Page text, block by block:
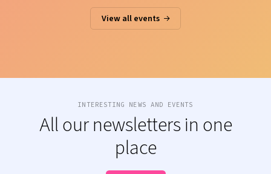
View all events
INTERESTING NEWS AND EVENTS
All our newsletters in one
place